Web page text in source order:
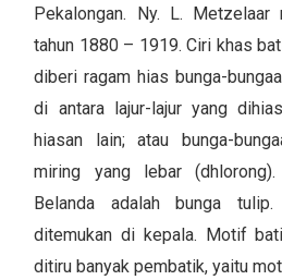
Pekalongan. Ny. L. Metzelaar
tahun 1880 – 1919. Ciri khas
diberi ragam hias bunga-
di antara lajur-lajur yang
hiasan lain; atau bunga-
miring yang lebar
Belanda adalah bunga
ditemukan di kepala. Motif
ditiru banyak pembatik, yaitu